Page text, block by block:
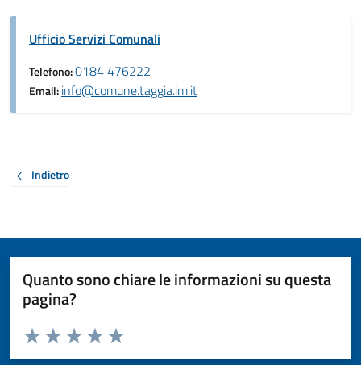
Ufficio Servizi Comunali
Telefono:0184 476222
Email:info@comune.taggia.im.it
Indietro
Quanto sono chiare le informazioni su questa
pagina?
Valuta da 1 a 5 stelle la pagina
Valuta 5 stelle su 5
Valuta 4 stelle su 5
Valuta 3 stelle su 5
Valuta 2 stelle su 5
Valuta 1 stelle su 5